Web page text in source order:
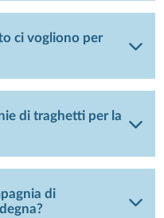
ci vogliono per
di traghetti per la
di